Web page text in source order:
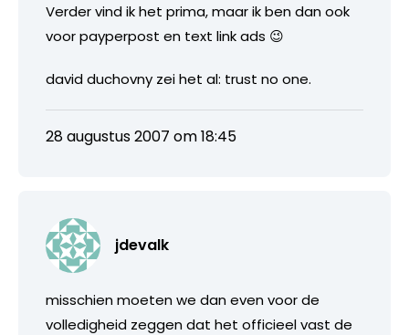
Verder vind ik het prima, maar ik ben dan ook
voor payperpost en text link ads 😉
david duchovny zei het al: trust no one.
28 augustus 2007 om 18:45
jdevalk
misschien moeten we dan even voor de
volledigheid zeggen dat het officieel vast de